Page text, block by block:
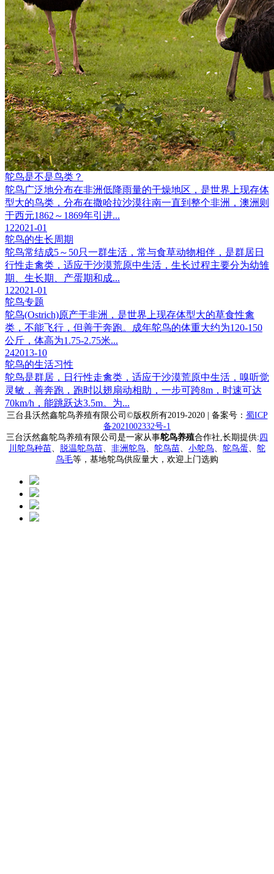
鸵鸟是不是鸟类？
鸵鸟广泛地分布在非洲低降雨量的干燥地区，是世界上现存体
型大的鸟类，分布在撒哈拉沙漠往南一直到整个非洲，澳洲则
于西元1862～1869年引进...
122021-01
鸵鸟的生长周期
鸵鸟常结成5～50只一群生活，常与食草动物相伴，是群居日
行性走禽类，适应于沙漠荒原中生活，生长过程主要分为幼雏
期、生长期、产蛋期和成...
122021-01
鸵鸟专题
鸵鸟(Ostrich)原产于非洲，是世界上现存体型大的草食性禽
类，不能飞行，但善于奔跑。成年鸵鸟的体重大约为120-150
公斤，体高为1.75-2.75米...
242013-10
鸵鸟的生活习性
鸵鸟是群居，日行性走禽类，适应于沙漠荒原中生活，嗅听觉
灵敏，善奔跑，跑时以翅扇动相助，一步可跨8m，时速可达
70km/h，能跳跃达3.5m。为...
三台县沃然鑫鸵鸟养殖有限公司 ©版权所有2019-2020 | 备案号： 蜀ICP
备2021002332号-1
三台沃然鑫鸵鸟养殖有限公司是一家从事鸵鸟养殖合作社,长期提供: 四
川鸵鸟种苗、 脱温鸵鸟苗、 非洲鸵鸟、 鸵鸟苗、 小鸵鸟、 鸵鸟蛋、 鸵
鸟毛等，基地鸵鸟供应量大，欢迎上门选购